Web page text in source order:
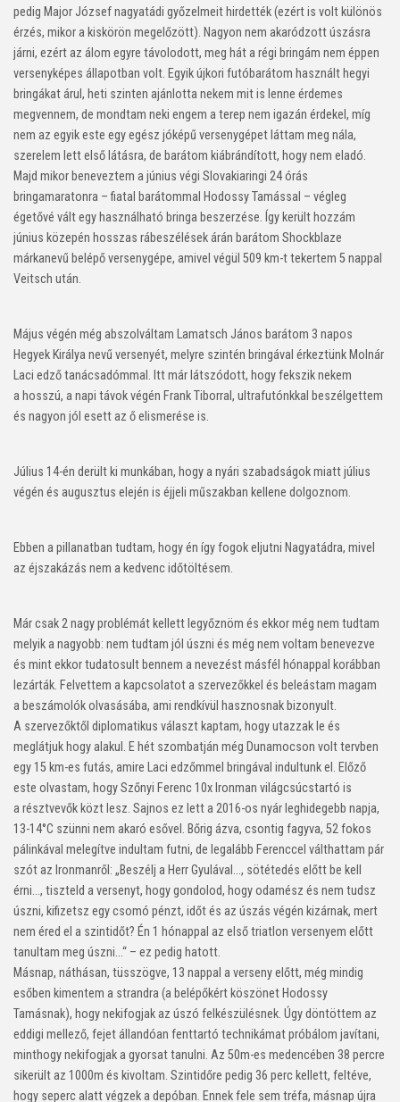
pedig Major József nagyatádi győzelmeit hirdették (ezért is volt különös
érzés, mikor a kiskörön megelőzött). Nagyon nem akaródzott úszásra
járni, ezért az álom egyre távolodott, meg hát a régi bringám nem éppen
versenyképes állapotban volt. Egyik újkori futóbarátom használt hegyi
bringákat árul, heti szinten ajánlotta nekem mit is lenne érdemes
megvennem, de mondtam neki engem a terep nem igazán érdekel, míg
nem az egyik este egy egész jóképű versenygépet láttam meg nála,
szerelem lett első látásra, de barátom kiábrándított, hogy nem eladó.
Majd mikor beneveztem a június végi Slovakiaringi 24 órás
bringamaratonra – fiatal barátommal Hodossy Tamással – végleg
égetővé vált egy használható bringa beszerzése. Így került hozzám
június közepén hosszas rábeszélések árán barátom Shockblaze
márkanevű belépő versenygépe, amivel végül 509 km-t tekertem 5 nappal
Veitsch után.
Május végén még abszolváltam Lamatsch János barátom 3 napos
Hegyek Királya nevű versenyét, melyre szintén bringával érkeztünk Molnár
Laci edző tanácsadómmal. Itt már látszódott, hogy fekszik nekem
a hosszú, a napi távok végén Frank Tiborral, ultrafutónkkal beszélgettem
és nagyon jól esett az ő elismerése is.
Július 14-én derült ki munkában, hogy a nyári szabadságok miatt július
végén és augusztus elején is éjjeli műszakban kellene dolgoznom.
Ebben a pillanatban tudtam, hogy én így fogok eljutni Nagyatádra, mivel
az éjszakázás nem a kedvenc időtöltésem.
Már csak 2 nagy problémát kellett legyőznöm és ekkor még nem tudtam
melyik a nagyobb: nem tudtam jól úszni és még nem voltam benevezve
és mint ekkor tudatosult bennem a nevezést másfél hónappal korábban
lezárták. Felvettem a kapcsolatot a szervezőkkel és beleástam magam
a beszámolók olvasásába, ami rendkívül hasznosnak bizonyult.
A szervezőktől diplomatikus választ kaptam, hogy utazzak le és
meglátjuk hogy alakul. E hét szombatján még Dunamocson volt tervben
egy 15 km-es futás, amire Laci edzőmmel bringával indultunk el. Előző
este olvastam, hogy Szőnyi Ferenc 10x Ironman világcsúcstartó is
a résztvevők közt lesz. Sajnos ez lett a 2016-os nyár leghidegebb napja,
13-14°C szünni nem akaró esővel. Bőrig ázva, csontig fagyva, 52 fokos
pálinkával melegítve indultam futni, de legalább Ferenccel válthattam pár
szót az Ironmanről: „Beszélj a Herr Gyulával..., sötétedés előtt be kell
érni..., tiszteld a versenyt, hogy gondolod, hogy odamész és nem tudsz
úszni, kifizetsz egy csomó pénzt, időt és az úszás végén kizárnak, mert
nem éred el a szintidőt? Én 1 hónappal az első triatlon versenyem előtt
tanultam meg úszni...“ – ez pedig hatott.
Másnap, náthásan, tüsszögve, 13 nappal a verseny előtt, még mindig
esőben kimentem a strandra (a belépőkért köszönet Hodossy
Tamásnak), hogy nekifogjak az úszó felkészülésnek. Úgy döntöttem az
eddigi mellező, fejet állandóan fenttartó technikámat próbálom javítani,
minthogy nekifogjak a gyorsat tanulni. Az 50m-es medencében 38 percre
sikerült az 1000m és kivoltam. Szintidőre pedig 36 perc kellett, feltéve,
hogy seperc alatt végzek a depóban. Ennek fele sem tréfa, másnap újra